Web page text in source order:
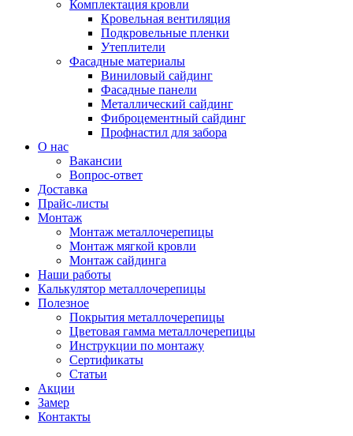
Комплектация кровли
Кровельная вентиляция
Подкровельные пленки
Утеплители
Фасадные материалы
Виниловый сайдинг
Фасадные панели
Металлический сайдинг
Фиброцементный сайдинг
Профнастил для забора
О нас
Вакансии
Вопрос-ответ
Доставка
Прайс-листы
Монтаж
Монтаж металлочерепицы
Монтаж мягкой кровли
Монтаж сайдинга
Наши работы
Калькулятор металлочерепицы
Полезное
Покрытия металлочерепицы
Цветовая гамма металлочерепицы
Инструкции по монтажу
Сертификаты
Статьи
Акции
Замер
Контакты